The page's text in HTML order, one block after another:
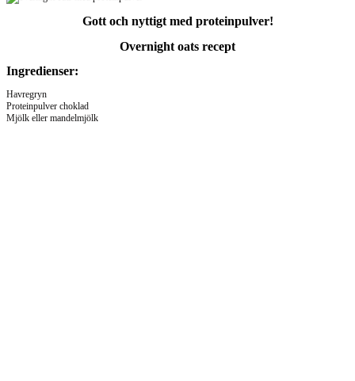
Gott och nyttigt med proteinpulver!
Overnight oats recept
Ingredienser:
Havregryn
Proteinpulver choklad
Mjölk eller mandelmjölk